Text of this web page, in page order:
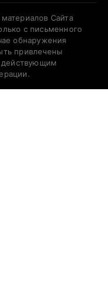
Сайта
с письменного
обнаружения
привлечены
действующим